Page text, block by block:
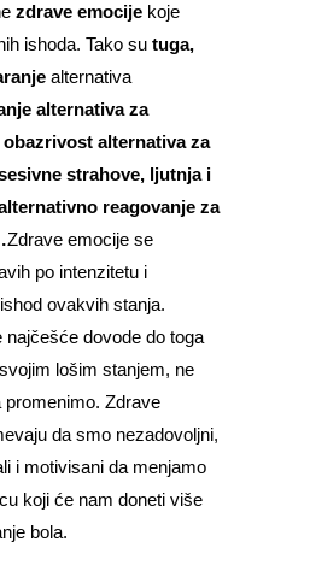
zdrave emocije koje
ishoda. Tako su tuga,
alternativa
alternativa za
alternativa za
strahove, ljutnja i
reagovanje za
Zdrave emocije se
po intenzitetu i
ovakvih stanja.
najčešće dovode do toga
lošim stanjem, ne
promenimo. Zdrave
da smo nezadovoljni,
i motivisani da menjamo
koji će nam doneti više
bola.